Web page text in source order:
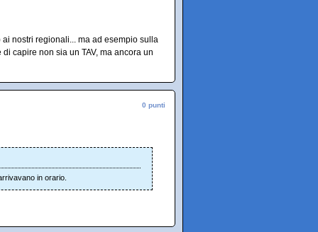
nostri regionali... ma ad esempio sulla
capire non sia un TAV, ma ancora un
0 punti
in orario.